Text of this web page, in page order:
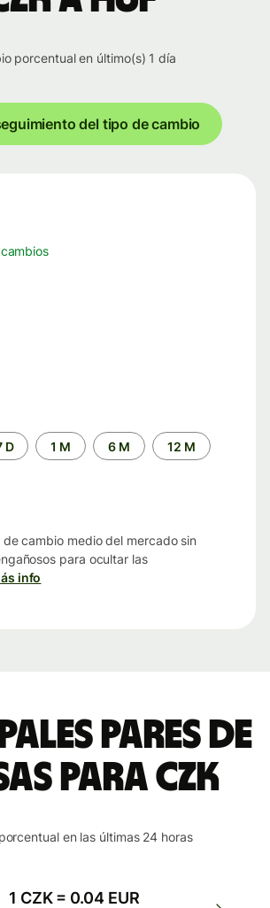
porcentual en último(s) 1 día
del tipo de cambio
D 1 M 6 M 12 M
de cambio medio del mercado sin
para ocultar las
info
pares de
para CZK
en las últimas 24 horas
1 CZK = 0.04 EUR